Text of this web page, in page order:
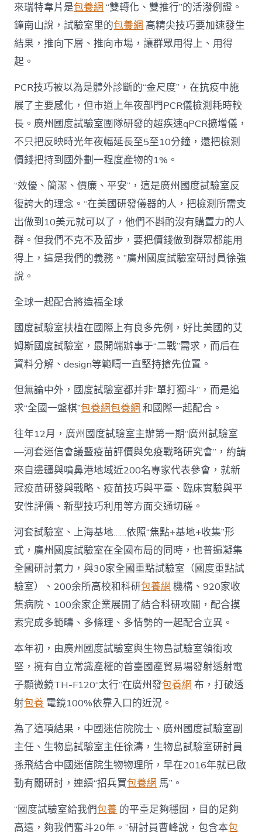
來瑞特韋片是包養網 “雙轉化、雙推行”的活潑例證。
鐘南山說，試驗室里的包養網 高精尖技巧要加速發生
結果，推向下層、推向市場，讓群眾用得上、用得
起。
PCR技巧被以為是體外診斷的“金尺度”，在抗疫中施
展了主要感化，但市道上年夜部門PCR儀檢測耗時較
長。廣州國度試驗室團隊研發的超疾速qPCR擴增儀，
不只把反映時光年夜幅延長至5至10分鐘，還把檢測
價錢把持到國外劃一程度產物的1%。
“效優、簡潔、價廉、平安”，這是廣州國度試驗室反
復誇大的理念。“在美國研發儀器的人，把檢測所需支
出做到10美元就可以了，他們不斟酌沒有購置力的人
群。但我們不克不及留步，要把價錢做到群眾都能用
得上，這是我們的義務。”廣州國度試驗室研討員徐強
說。
全球一起配合將造福全球
國度試驗室扶植在國際上有良多先例，好比美國的艾
姆斯國度試驗室，最開端辦事于“二戰”需求，而后在
資料分解、design等範疇一直堅持搶先位置。
但無論中外，國度試驗室都并非“單打獨斗”，而是追
求“全國一盤棋”包養網包養網 和國際一起配合。
往年12月，廣州國度試驗室主辦第一期“廣州試驗室
—河套迷信會議暨疫苗評價與免疫戰略研究會”，約請
來自邊疆與噴鼻港地域近200名專家代表參會，就新
冠疫苗研發與戰略、疫苗技巧與平臺、臨床實驗與平
安性評價、新型技巧利用等方面交通切磋。
河套試驗室、上海基地……依照“焦點+基地+收集”形
式，廣州國度試驗室在全國布局的同時，也普遍凝集
全國研討氣力，與30家全國重點試驗室（國度重點試
驗室）、200余所高校和科研包養網 機構、920家收
集病院、100余家企業展開了結合科研攻關，配合摸
索完成多範疇、多條理、多情勢的一起配合立異。
本年初，由廣州國度試驗室與生物島試驗室領銜攻
堅，擁有自立常識產權的首臺國產貿易場發射透射電
子顯微鏡TH-F120“太行”在廣州發包養網 布，打破透
射包養 電鏡100%依靠入口的近況。
為了這項結果，中國迷信院院士、廣州國度試驗室副
主任、生物島試驗室主任徐濤，生物島試驗室研討員
孫飛結合中國迷信院生物物理所，早在2016年就已啟
動有關研討，連續“招兵買包養網 馬”。
“國度試驗室給我們包養 的平臺足夠穩固，目的足夠
高遠，夠我們奮斗20年。”研討員曹峰說，包含本包